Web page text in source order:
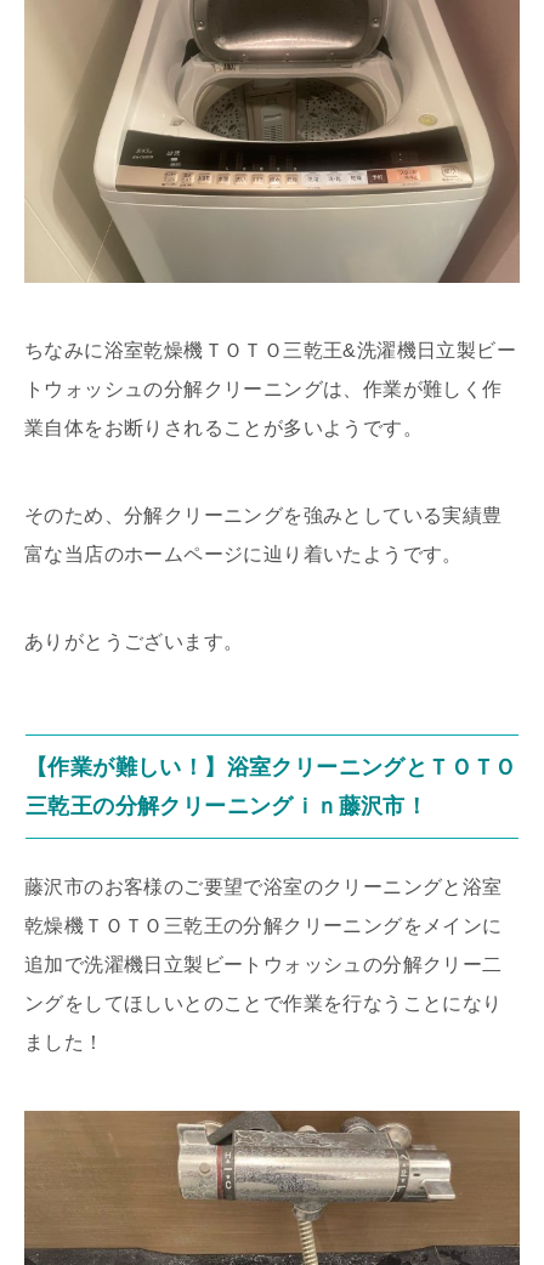
ちなみに浴室乾燥機ＴＯＴＯ三乾王&洗濯機日立製ビー
トウォッシュの分解クリーニングは、作業が難しく作
業自体をお断りされることが多いようです。
そのため、分解クリーニングを強みとしている実績豊
富な当店のホームページに辿り着いたようです。
ありがとうございます。
【作業が難しい！】浴室クリーニングとＴＯＴＯ
三乾王の分解クリーニングｉｎ藤沢市！
藤沢市のお客様のご要望で浴室のクリーニングと浴室
乾燥機ＴＯＴＯ三乾王の分解クリーニングをメインに
追加で洗濯機日立製ビートウォッシュの分解クリー二
ングをしてほしいとのことで作業を行なうことになり
ました！